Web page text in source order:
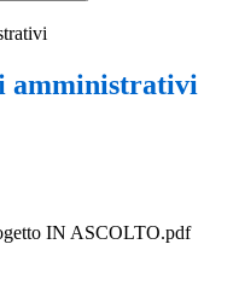
amministrativi
IN ASCOLTO.pdf